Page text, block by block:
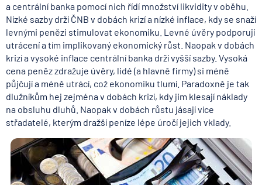
a centrální banka pomocí nich řídí množství likvidity v oběhu.
Nízké sazby drží ČNB v dobách krizí a nízké inflace, kdy se snaží
levnými penězi stimulovat ekonomiku. Levné úvěry podporují
utrácení a tím implikovaný ekonomický růst. Naopak v dobách
krizí a vysoké inflace centrální banka drží vyšší sazby. Vysoká
cena peněz zdražuje úvěry, lidé (a hlavně firmy) si méně
půjčují a méně utrácí, což ekonomiku tlumí. Paradoxně je tak
dlužníkům hej zejména v dobách krizí, kdy jim klesají náklady
na obsluhu dluhů. Naopak v dobách růstu jásají více
střadatelé, kterým dražší peníze lépe úročí jejich vklady.